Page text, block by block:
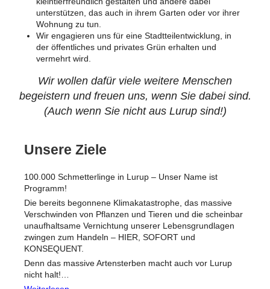
unterstützen, das auch in ihrem Garten oder vor ihrer
Wohnung zu tun.
Wir engagieren uns für eine Stadtteilentwicklung, in
der öffentliches und privates Grün erhalten und
vermehrt wird.
Wir wollen dafür viele weitere Menschen
begeistern und freuen uns, wenn Sie dabei sind.
(Auch wenn Sie nicht aus Lurup sind!)
Unsere Ziele
100.000 Schmetterlinge in Lurup – Unser Name ist
Programm!
Die bereits begonnene Klimakatastrophe, das massive
Verschwinden von Pflanzen und Tieren und die scheinbar
unaufhaltsame Vernichtung unserer Lebensgrundlagen
zwingen zum Handeln – HIER, SOFORT und
KONSEQUENT.
Denn das massive Artensterben macht auch vor Lurup
nicht halt!…